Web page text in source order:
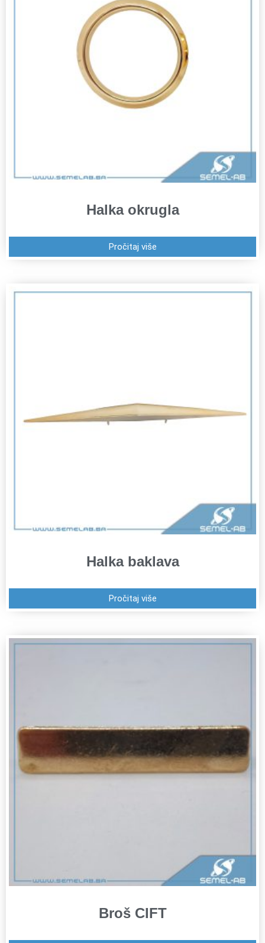
Halka okrugla
Pročitaj više
Halka baklava
Pročitaj više
Broš CIFT